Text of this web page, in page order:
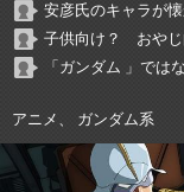
安彦氏のキャラが
子供向け？ おや
「ガンダム 」では
アニメ、 ガンダム系